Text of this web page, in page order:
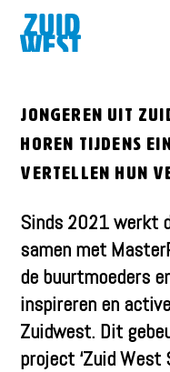
Jongeren uit
horen tijdens
vertellen hun
Sinds 2021 werkt
samen met
de buurtmoeders
inspireren en
Zuidwest. Dit
project ‘Zuid